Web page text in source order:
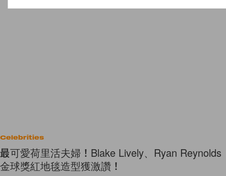
Celebrities
最可愛荷里活夫婦！Blake Lively、Ryan Reynolds
金球獎紅地毯造型獲激讚！